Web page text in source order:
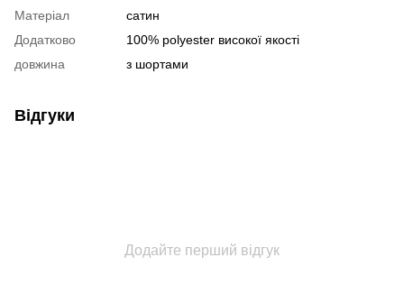
Матеріал
сатин
Додатково
100% polyester високої якості
довжина
з шортами
Відгуки
Додайте перший відгук